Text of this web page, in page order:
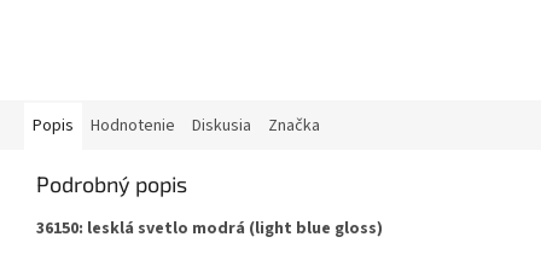
Popis Hodnotenie Diskusia Značka
Podrobný popis
36150: lesklá svetlo modrá (light blue gloss)